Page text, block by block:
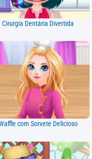
Cirurgia Dentária Divertida
com Sorvete Delicioso